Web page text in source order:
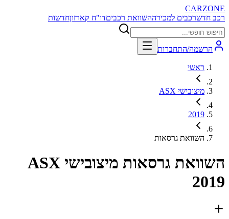
CARZONE
רכב חדשרכבים למכירההשוואת רכביםדו"ח קארזוןחדשות
הרשמה/התחברות
ראשי
מיצובישי ASX
2019
השוואת גרסאות
השוואת גרסאות
מיצובישי ASX
2019